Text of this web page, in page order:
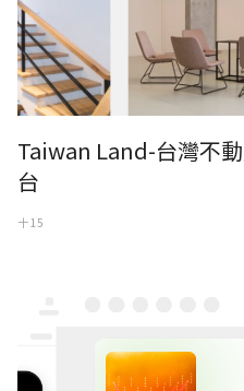
Taiwan Land-台灣不
台
十 15